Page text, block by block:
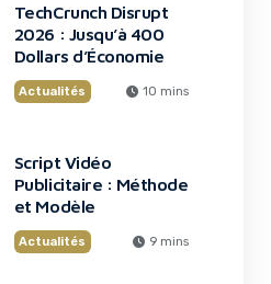
TechCrunch Disrupt
2026 : Jusqu’à 400
Dollars d’Économie
Actualités 10 mins
Script Vidéo
Publicitaire : Méthode
et Modèle
Actualités 9 mins